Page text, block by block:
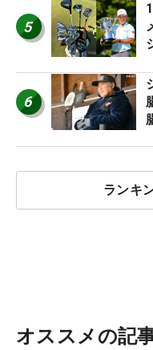
5
6
ランキ
オススメの記